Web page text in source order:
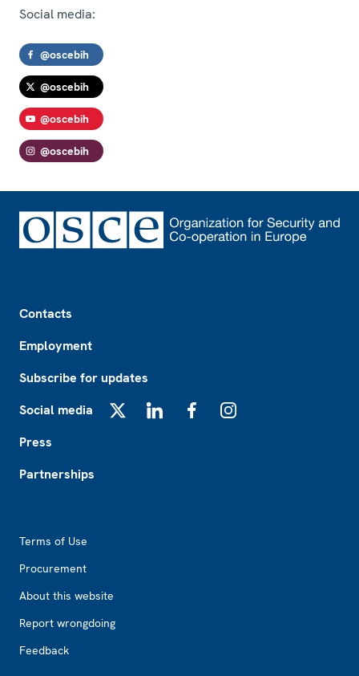
Social media:
@oscebih
@oscebih
@oscebih
@oscebih
Contacts
Employment
Subscribe for updates
Social media
Press
Partnerships
Terms of Use
Procurement
About this website
Report wrongdoing
Feedback